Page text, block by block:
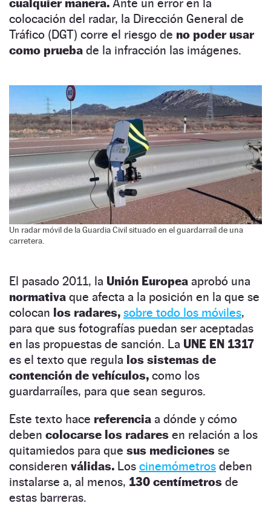
cualquier manera. Ante un error en la
colocación del radar, la Dirección General de
Tráfico (DGT) corre el riesgo de no poder usar
como prueba de la infracción las imágenes.
Un radar móvil de la Guardia Civil situado en el guardarraíl de una
carretera.
El pasado 2011, la Unión Europea aprobó una
normativa que afecta a la posición en la que se
colocan los radares, sobre todo los móviles,
para que sus fotografías puedan ser aceptadas
en las propuestas de sanción. La UNE EN 1317
es el texto que regula los sistemas de
contención de vehículos, como los
guardarraíles, para que sean seguros.
Este texto hace referencia a dónde y cómo
deben colocarse los radares en relación a los
quitamiedos para que sus mediciones se
consideren válidas. Los cinemómetros deben
instalarse a, al menos, 130 centímetros de
estas barreras.